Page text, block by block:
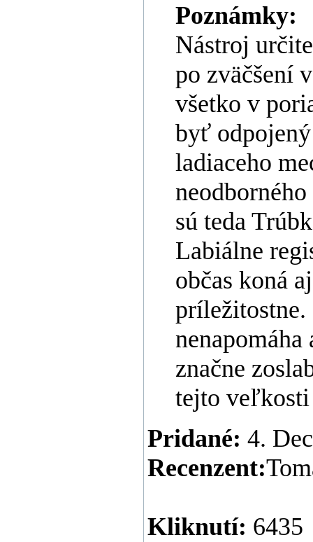
Poznámky:
Nástroj
po zväčšení
všetko v
byť
ladiaceho
sú teda
Labiálne
občas koná
príležitostne.
značne
tejto veľkosti
Pridané: 4.
Recenzent:
Kliknutí: 6435